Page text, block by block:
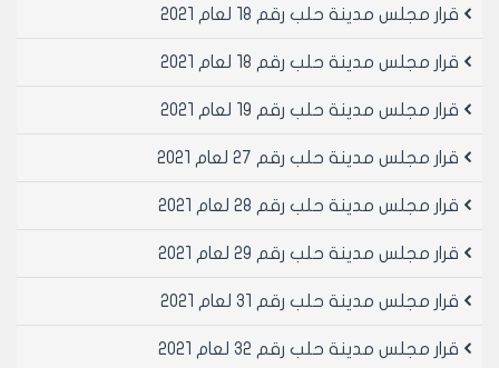
قرار مجلس مدينة حلب رقم 18 لعام 2021
قرار مجلس مدينة حلب رقم 18 لعام 2021
قرار مجلس مدينة حلب رقم 19 لعام 2021
قرار مجلس مدينة حلب رقم 27 لعام 2021
قرار مجلس مدينة حلب رقم 28 لعام 2021
قرار مجلس مدينة حلب رقم 29 لعام 2021
قرار مجلس مدينة حلب رقم 31 لعام 2021
قرار مجلس مدينة حلب رقم 32 لعام 2021